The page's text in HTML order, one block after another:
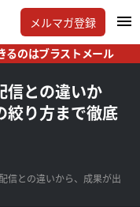
メルマガ登録
るのはブラストメール
信との違いか
絞り方まで徹底
信との違いから、成果が出